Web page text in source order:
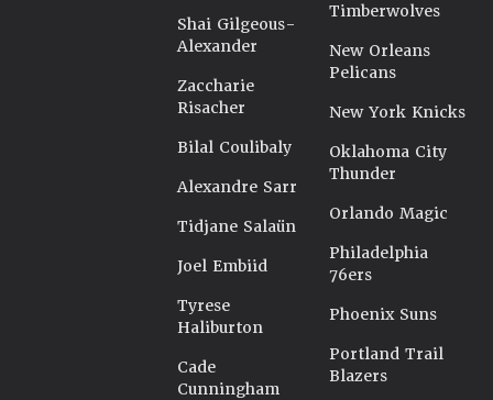
Shai Gilgeous-
Alexander
Zaccharie
Risacher
Bilal Coulibaly
Alexandre Sarr
Tidjane Salaün
Joel Embiid
Tyrese
Haliburton
Cade
Cunningham
Timberwolves
New Orleans
Pelicans
New York Knicks
Oklahoma City
Thunder
Orlando Magic
Philadelphia
76ers
Phoenix Suns
Portland Trail
Blazers